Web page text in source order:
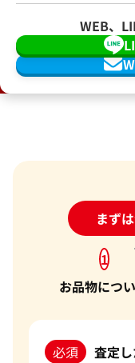
WEB、
まず
24時間
1
お品物につ
必須 査定